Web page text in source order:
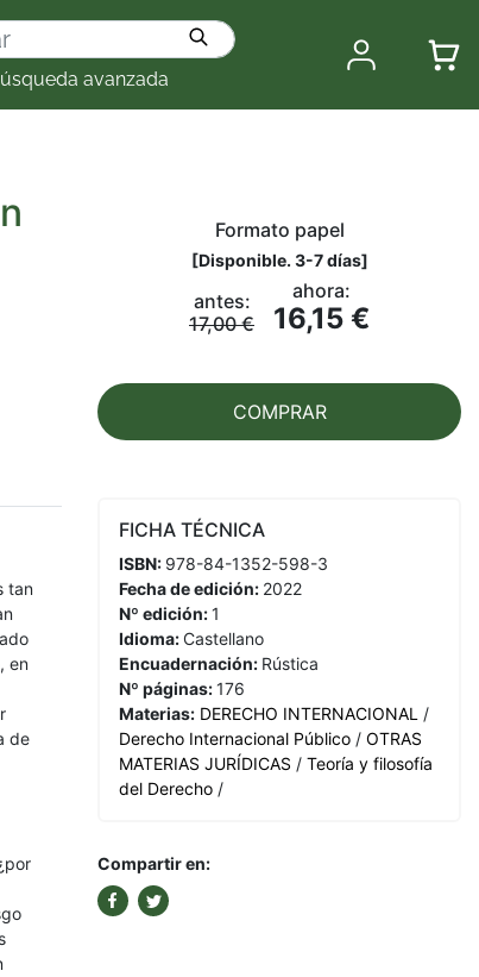
avanzada
tan
en
de
Formato papel
[Disponible. 3-7 días]
antes:
17,00 €
ahora:
16,15 €
COMPRAR
FICHA TÉCNICA
ISBN: 978-84-1352-598-3
Fecha de edición: 2022
Nº edición:1
Idioma:Castellano
Encuadernación: Rústica
Nº páginas:176
Materias: DERECHO INTERNACIONAL /
Derecho Internacional Público / OTRAS
MATERIAS JURÍDICAS / Teoría y filosofía
del Derecho /
Compartir en: